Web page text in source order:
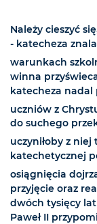
Należy cieszyć
- katecheza
warunkach
winna
katecheza nadal
uczniów z
do suchego
uczyniłoby z
katechetycznej
osiągnięcia
przyjęcie oraz
dwóch tysięcy
Paweł II